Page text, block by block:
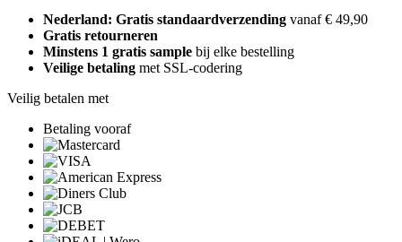
Nederland: Gratis standaardverzending vanaf € 49,90
Gratis retourneren
Minstens 1 gratis sample bij elke bestelling
Veilige betaling met SSL-codering
Veilig betalen met
Betaling vooraf